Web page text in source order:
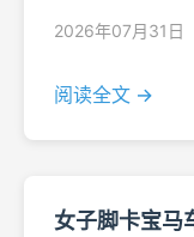
2026年07月31日
阅读全文 →
女子脚卡宝马